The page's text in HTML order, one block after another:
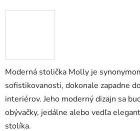
Moderná stolička Molly je
sofistikovanosti, dokonale zapadne
interiérov. Jeho moderný dizajn sa
obývačky, jedálne alebo vedľa
stolíka.